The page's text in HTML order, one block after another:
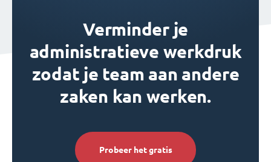
Verminder je
administratieve werkdruk
zodat je team aan andere
zaken kan werken.
Probeer het gratis